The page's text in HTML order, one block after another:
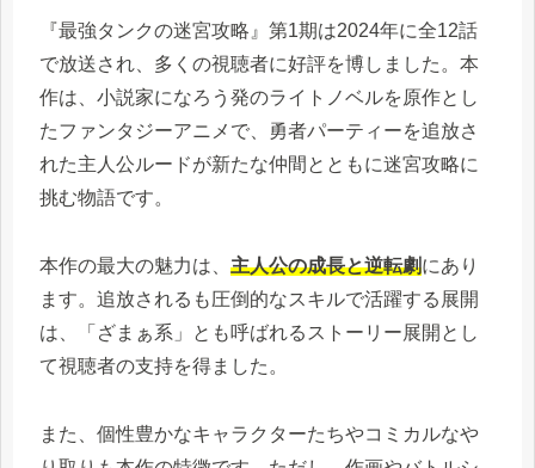
『最強タンクの迷宮攻略』第1期は2024年に全12話
で放送され、多くの視聴者に好評を博しました。本
作は、小説家になろう発のライトノベルを原作とし
たファンタジーアニメで、勇者パーティーを追放さ
れた主人公ルードが新たな仲間とともに迷宮攻略に
挑む物語です。
本作の最大の魅力は、 主人公の成長と逆転劇にあり
ます。追放されるも圧倒的なスキルで活躍する展開
は、「ざまぁ系」とも呼ばれるストーリー展開とし
て視聴者の支持を得ました。
また、個性豊かなキャラクターたちやコミカルなや